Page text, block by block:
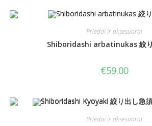
Priedai ir aksesuarai
Shiboridashi arbatinukas 絞
€59.00
Priedai ir aksesuarai